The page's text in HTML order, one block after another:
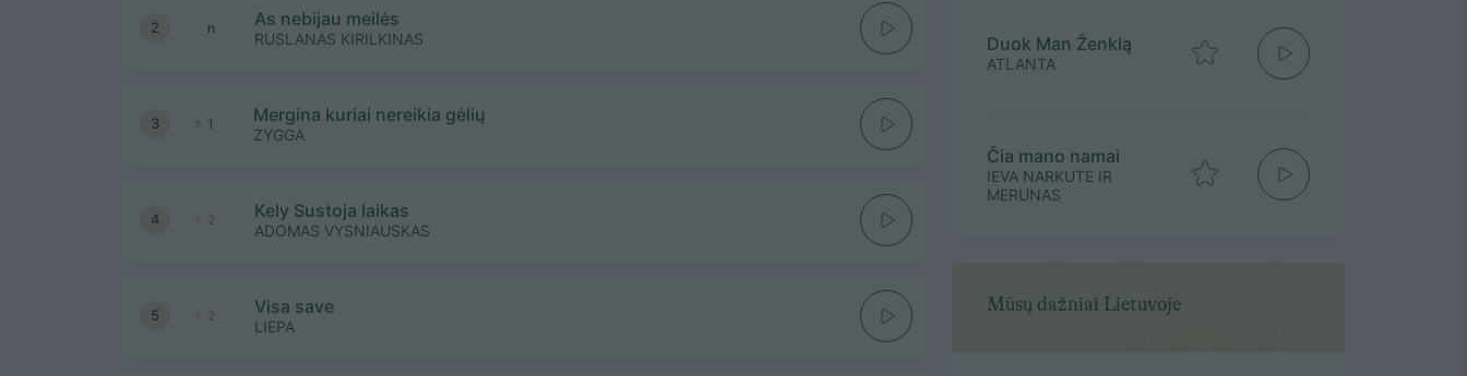
2 n As nebijau meilės
RUSLANAS KIRILKINAS
3 1 Mergina kuriai nereikia gėlių
ZYGGA
4 2 Kely Sustoja laikas
ADOMAS VYSNIAUSKAS
5 2 Visa save
LIEPA
Duok Man Ženklą
ATLANTA
Čia mano namai
IEVA NARKUTE IR
MERUNAS
Mūsų dažniai Lietuvoje